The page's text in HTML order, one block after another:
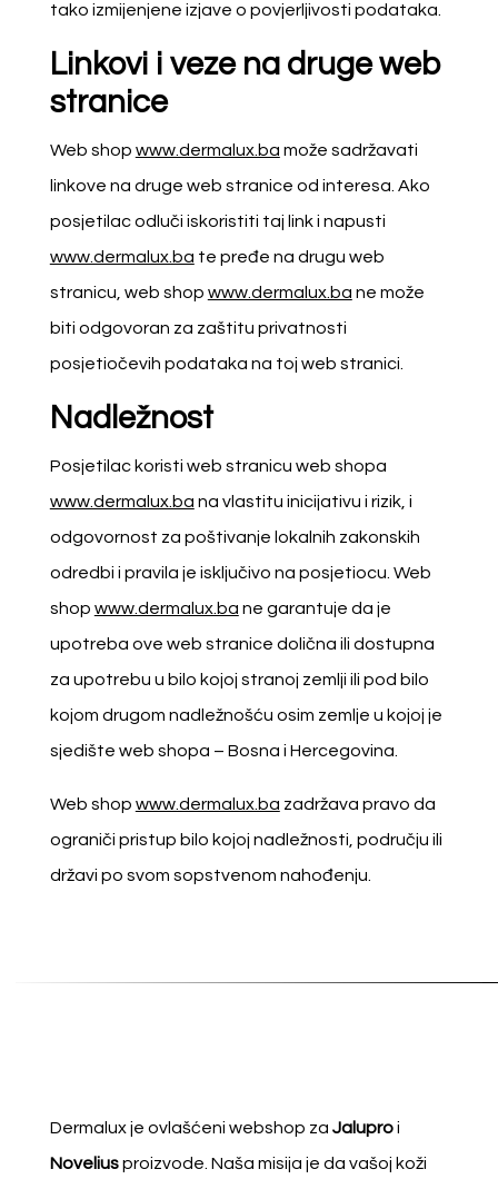
tako izmijenjene izjave o povjerljivosti podataka.
Linkovi i veze na druge web
stranice
Web shop www.dermalux.ba može sadržavati
linkove na druge web stranice od interesa. Ako
posjetilac odluči iskoristiti taj link i napusti
www.dermalux.ba te pređe na drugu web
stranicu, web shop www.dermalux.ba ne može
biti odgovoran za zaštitu privatnosti
posjetiočevih podataka na toj web stranici.
Nadležnost
Posjetilac koristi web stranicu web shopa
www.dermalux.ba na vlastitu inicijativu i rizik, i
odgovornost za poštivanje lokalnih zakonskih
odredbi i pravila je isključivo na posjetiocu. Web
shop www.dermalux.ba ne garantuje da je
upotreba ove web stranice dolična ili dostupna
za upotrebu u bilo kojoj stranoj zemlji ili pod bilo
kojom drugom nadležnošću osim zemlje u kojoj je
sjedište web shopa – Bosna i Hercegovina.
Web shop www.dermalux.ba zadržava pravo da
ograniči pristup bilo kojoj nadležnosti, području ili
državi po svom sopstvenom nahođenju.
Dermalux je ovlašćeni webshop za Jaluproi
Noveliusproizvode. Naša misija je da vašoj koži